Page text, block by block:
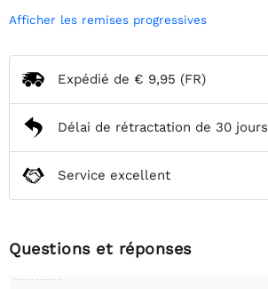
Afficher les remises progressives
Expédié de € 9,95 (FR)
Délai de rétractation de 30 jours
Service excellent
Questions et réponses